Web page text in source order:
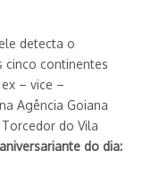
detecta o
cinco continentes
– vice –
Agência Goiana
do Vila
do dia: